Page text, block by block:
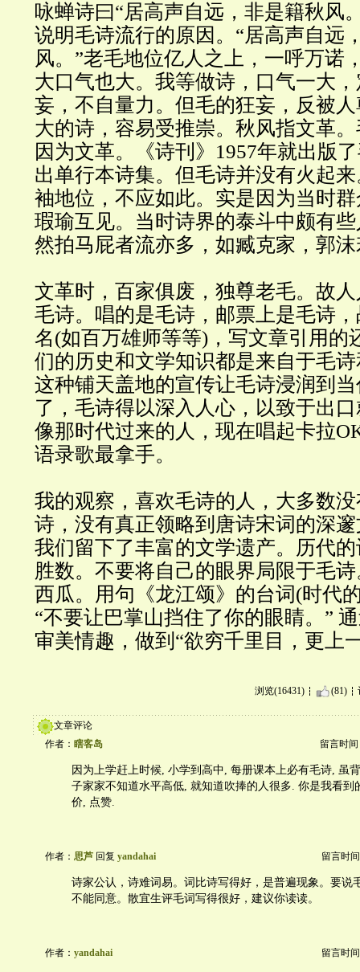
咏蝉诗曰“居高声自远，非是籍秋风
说明毛诗流行的原因。“居高声自远
风。”老毛地位亿人之上，一呼万诺
大口气也大。我等做诗，口气一大
妄，不自量力。但毛的狂妄，反被
大的诗，容易受推崇。秋风指文革
因为文革。《诗刊》1957年就出版
出单行本诗集。但毛诗并没有火起
袖地位，不应如此。实是因为当时
瑕瑜互见。当时诗界的泰斗中颇有
然拍马屁者流亦多，如臧克家，郭
文革时，百家俱废，独尊老毛。故
毛诗。唱的是毛诗，邮票上是毛诗
名(如百万雄师等等)，写文章引用的
们的历史和文学知识都是来自于毛
这种铺天盖地的宣传让毛诗浸润到
了，毛诗得以深入人心，以致于出
像那时代过来的人，现在唱起卡拉
语录歌最拿手。
我的观察，喜欢毛诗的人，大多数
诗，没有真正领略到唐诗宋词的深
我们留下了丰富的文学遗产。历代
胜数。不要将自己的眼界局限于毛
西瓜。用句《龙江颂》的台词(时代
“不要让巴掌山挡住了你的眼睛。”
审美情趣，做到“欲穷千里目，更上
浏览(16431) (81)
文章评论
作者： 瞎客岛 留言时间
因为上学赶上时候, 小学到高中, 每册课本上必有毛诗, 虽
子家家不知道水平高低, 就知道吹捧的人很多. 你是我看到
价, 点赞.
作者： 思芦 回复 yandahai 留言时
诗家公认，诗难词易。词比诗写得好，是普遍现象。要说
不能同意。散宜生评毛词写得很好，建议你读读。
作者： yandahai 留言时